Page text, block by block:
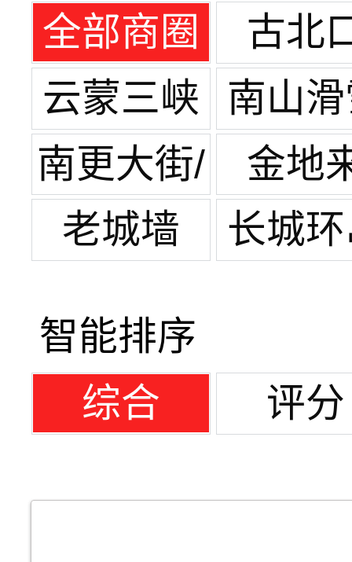
全部商圈
古北
云蒙三峡
景区
南山
场
南更大街/
一街
金地
老城墙
长城
智能排序
综合
评分